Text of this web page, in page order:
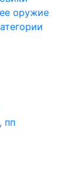
оружие
пп